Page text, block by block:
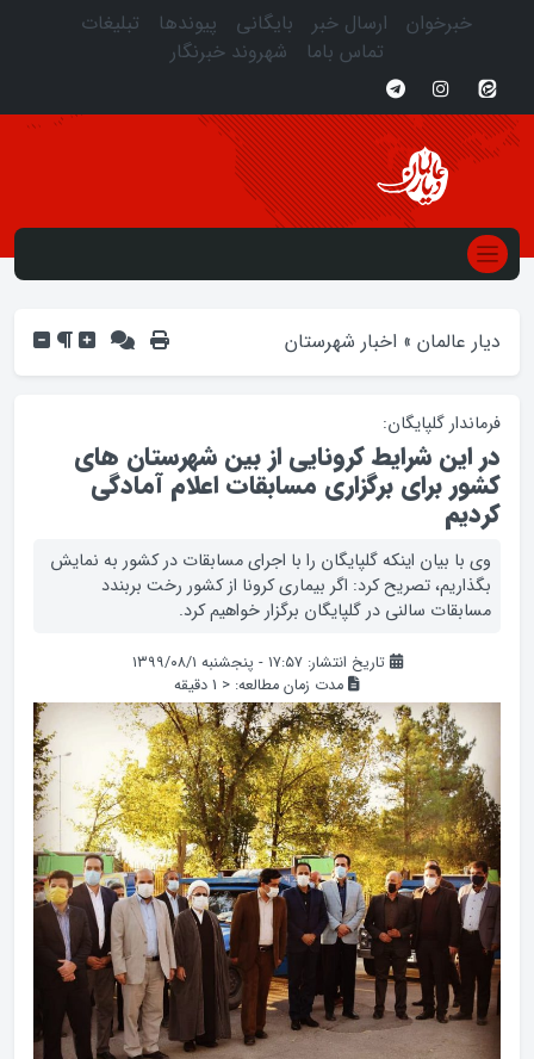
خبرخوان ارسال خبر بایگانی پیوندها
تبلیغات
تماس باما
شهروند خبرنگار
دیار عالمان » اخبار شهرستان
فرماندار گلپایگان:
در این شرایط کرونایی از بین شهرستان های
کشور برای برگزاری مسابقات اعلام آمادگی
کردیم
وی با بیان اینکه گلپایگان را با اجرای مسابقات در کشور به نمایش
بگذاریم، تصریح کرد: اگر بیماری کرونا از کشور رخت بربندد
مسابقات سالنی در گلپایگان برگزار خواهیم کرد.
تاریخ انتشار: ۱۷:۵۷ - پنجشنبه ۱۳۹۹/۰۸/۱
مدت زمان مطالعه: < 1 دقیقه